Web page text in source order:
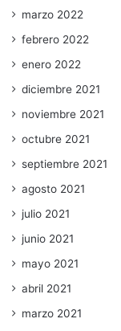
marzo 2022
febrero 2022
enero 2022
diciembre 2021
noviembre 2021
octubre 2021
septiembre 2021
agosto 2021
julio 2021
junio 2021
mayo 2021
abril 2021
marzo 2021